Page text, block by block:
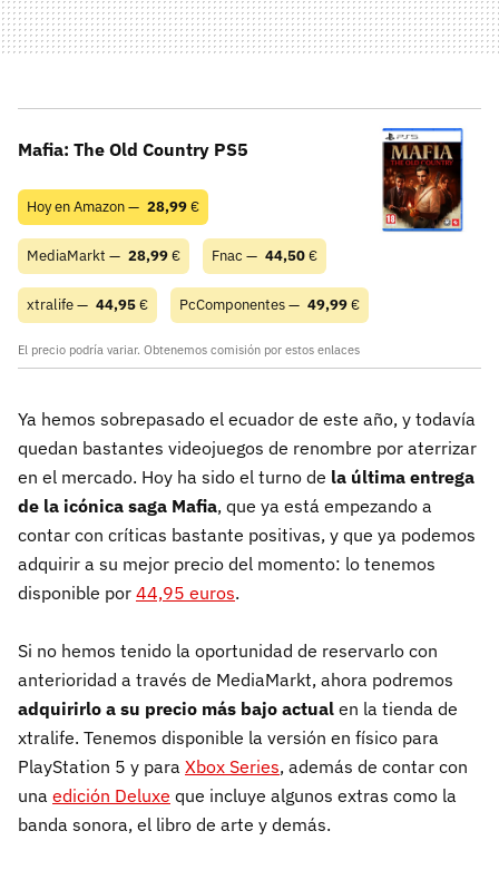
Mafia: The Old Country PS5
Hoy en Amazon — 28,99€
MediaMarkt — 28,99€ Fnac — 44,50€
xtralife — 44,95€ PcComponentes — 49,99€
El precio podría variar. Obtenemos comisión por estos enlaces
Ya hemos sobrepasado el ecuador de este año, y todavía
quedan bastantes videojuegos de renombre por aterrizar
en el mercado. Hoy ha sido el turno de la última entrega
de la icónica saga Mafia, que ya está empezando a
contar con críticas bastante positivas, y que ya podemos
adquirir a su mejor precio del momento: lo tenemos
disponible por 44,95 euros.
Si no hemos tenido la oportunidad de reservarlo con
anterioridad a través de MediaMarkt, ahora podremos
adquirirlo a su precio más bajo actual en la tienda de
xtralife. Tenemos disponible la versión en físico para
PlayStation 5 y para Xbox Series, además de contar con
una edición Deluxe que incluye algunos extras como la
banda sonora, el libro de arte y demás.